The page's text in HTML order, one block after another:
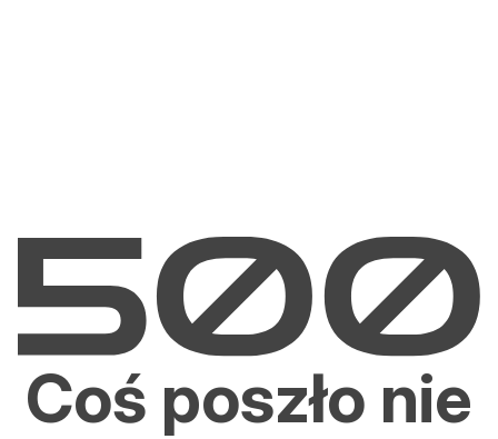
Coś poszło nie